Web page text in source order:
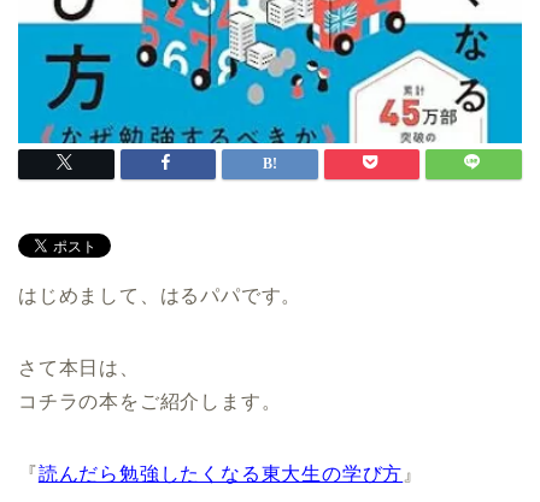
はじめまして、はるパパです。
さて本日は、
コチラの本をご紹介します。
『読んだら勉強したくなる東大生の学び方 』